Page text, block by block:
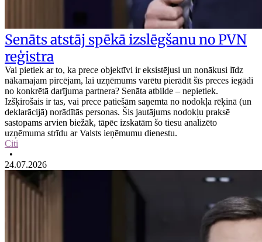
Senāts atstāj spēkā izslēgšanu no PVN
reģistra
Vai pietiek ar to, ka prece objektīvi ir eksistējusi un nonākusi līdz
nākamajam pircējam, lai uzņēmums varētu pierādīt šīs preces iegādi
no konkrētā darījuma partnera? Senāta atbilde – nepietiek.
Izšķirošais ir tas, vai prece patiešām saņemta no nodokļa rēķinā (un
deklarācijā) norādītās personas. Šis jautājums nodokļu praksē
sastopams arvien biežāk, tāpēc izskatām šo tiesu analizēto
uzņēmuma strīdu ar Valsts ieņēmumu dienestu.
Citi
•
24.07.2026